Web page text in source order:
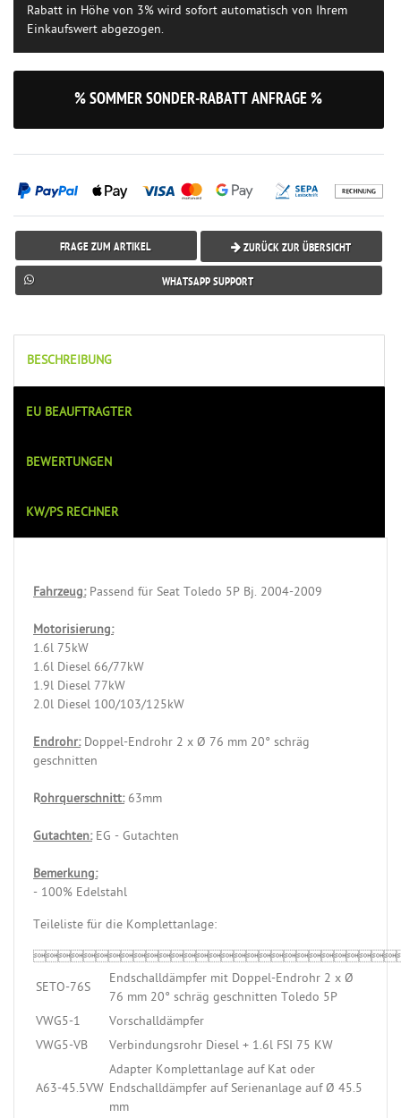
Rabatt in Höhe von 3% wird sofort automatisch von Ihrem
Einkaufswert abgezogen.
% SOMMER SONDER-RABATT ANFRAGE %
FRAGE ZUM ARTIKEL ZURÜCK ZUR ÜBERSICHT
WHATSAPP SUPPORT
BESCHREIBUNG
EU BEAUFTRAGTER
BEWERTUNGEN
KW/PS RECHNER
Fahrzeug:Passend für Seat Toledo 5P Bj. 2004-2009
Motorisierung:
1.6l 75kW
1.6l Diesel 66/77kW
1.9l Diesel 77kW
2.0l Diesel 100/103/125kW
Endrohr:Doppel-Endrohr 2 x Ø 76 mm 20° schräg
geschnitten
Rohrquerschnitt:63mm
Gutachten:EG - Gutachten
Bemerkung:
- 100% Edelstahl
Teileliste für die Komplettanlage:
SETO-76S
Endschalldämpfer mit Doppel-Endrohr 2 x Ø
76 mm 20° schräg geschnitten Toledo 5P
VWG5-1
Vorschalldämpfer
VWG5-VB
Verbindungsrohr Diesel + 1.6l FSI 75 KW
A63-45.5VW
Adapter Komplettanlage auf Kat oder
Endschalldämpfer auf Serienanlage auf Ø 45.5
mm